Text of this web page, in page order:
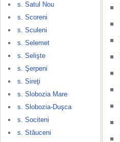
s. Satul Nou
s. Scoreni
s. Sculeni
s. Selemet
s. Selişte
s. Şerpeni
s. Sireţi
s. Slobozia Mare
s. Slobozia-Duşca
s. Sociteni
s. Stăuceni